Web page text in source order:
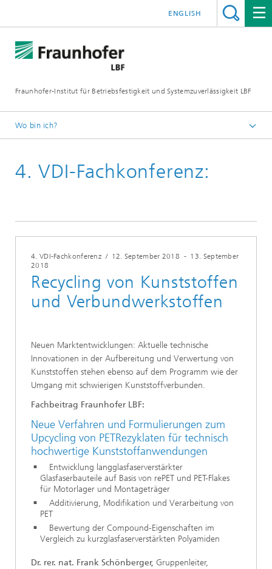
Fraunhofer-Institut für Betriebsfestigkeit und Systemzuverlässigkeit LBF
ENGLISH
Wo bin ich?
Veranstaltungen
4. VDI-Fachkonferenz:
4. VDI-Fachkonferenz / 12. September 2018 - 13. September
2018
Recycling von Kunststoffen
und Verbundwerkstoffen
Neuen Marktentwicklungen: Aktuelle technische
Innovationen in der Aufbereitung und Verwertung von
Kunststoffen stehen ebenso auf dem Programm wie der
Umgang mit schwierigen Kunststoffverbunden.
Fachbeitrag Fraunhofer LBF:
Neue Verfahren und Formulierungen zum
Upcycling von PETRezyklaten für technisch
hochwertige Kunststoffanwendungen
Entwicklung langglasfaserverstärkter
Glasfaserbauteile auf Basis von rePET und PET-Flakes
für Motorlager und Montageträger
Additivierung, Modifikation und Verarbeitung von
PET
Bewertung der Compound-Eigenschaften im
Vergleich zu kurzglasfaserverstärkten Polyamiden
Dr. rer. nat. Frank Schönberger, Gruppenleiter,